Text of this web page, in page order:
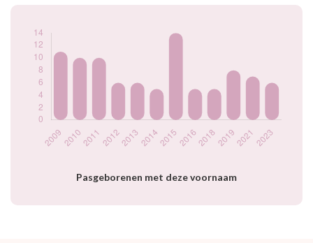
Pasgeborenen met deze voornaam
Popularité du
prénom Alisha par
2021
2023